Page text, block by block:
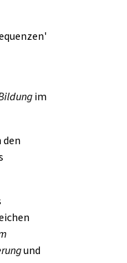
im
und